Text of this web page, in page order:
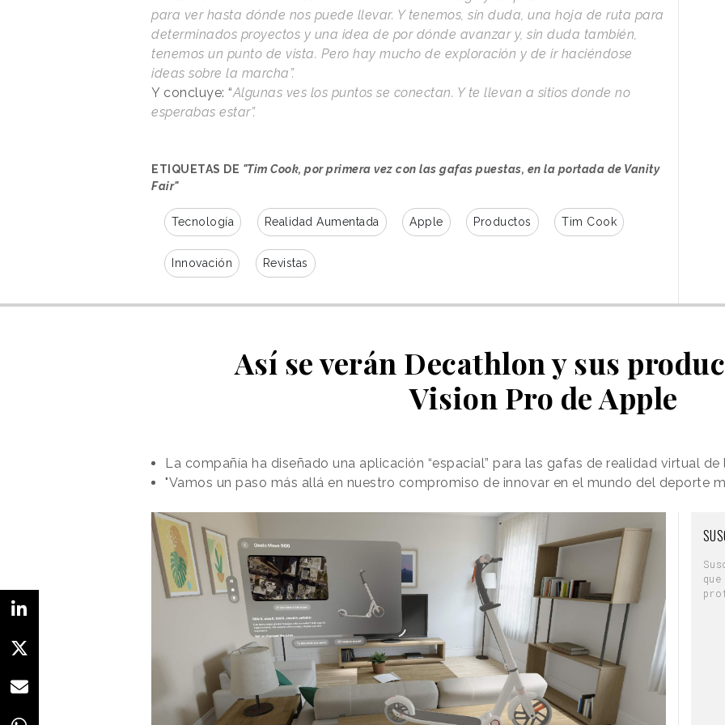
para ver hasta dónde nos puede llevar. Y tenemos, sin duda, una hoja de ruta para
determinados proyectos y una idea de por dónde avanzar y, sin duda también,
tenemos un punto de vista. Pero hay mucho de exploración y de ir haciéndose
ideas sobre la marcha”.
Y concluye: “Algunas ves los puntos se conectan. Y te llevan a sitios donde no
esperabas estar”.
ETIQUETAS DE "Tim Cook, por primera vez con las gafas puestas, en la portada de Vanity
Fair"
Tecnología Realidad Aumentada Apple Productos Tim Cook
Innovación Revistas
Así se verán Decathlon y sus
Vision Pro de Apple
La compañía ha diseñado una aplicación “espacial” para las gafas de realidad virtual
"Vamos un paso más allá en nuestro compromiso de innovar en el mundo del deporte